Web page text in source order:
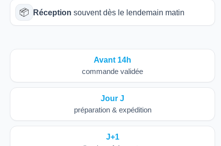
📦 Réception souvent dès le lendemain matin
Avant 14h
commande validée
Jour J
préparation & expédition
J+1